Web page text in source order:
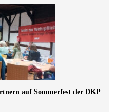
auf Sommerfest der DKP